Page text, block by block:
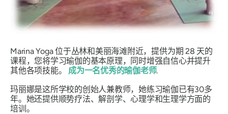
Marina Yoga 位于丛林和美丽海滩附近，提供为期 28 天的
课程，您将学习瑜伽的基本原理，同时增强自信心并提升
其他各项技能。 成为一名优秀的瑜伽老师.
玛丽娜是这所学校的创始人兼教师，她练习瑜伽已有30多
年。她还提供顺势疗法、解剖学、心理学和生理学方面的
培训。